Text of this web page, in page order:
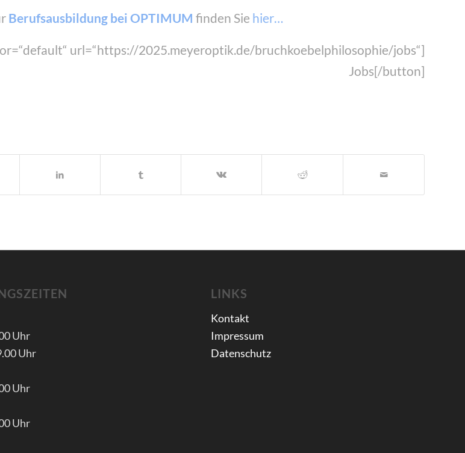
Berufsausbildung bei OPTIMUM finden Sie hier…
url=“https://2025.meyeroptik.de/bruchkoebelphilosophie/jobs“]
Jobs[/button]
Uhr
Uhr
Uhr
Uhr
LINKS
Kontakt
Impressum
Datenschutz